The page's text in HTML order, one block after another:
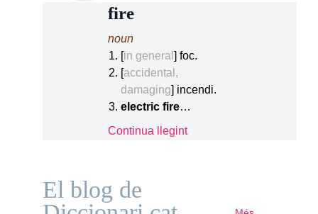
fire
noun
[in general ] foc.
[accidental,
damaging] incendi.
electric fire…
Continua llegint
El blog de